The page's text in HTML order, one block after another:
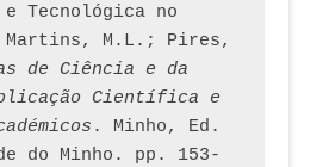
Tecnológica no
M.L.; Pires,
de Ciência e da
Científica e
. Minho, Ed.
do Minho. pp. 153-